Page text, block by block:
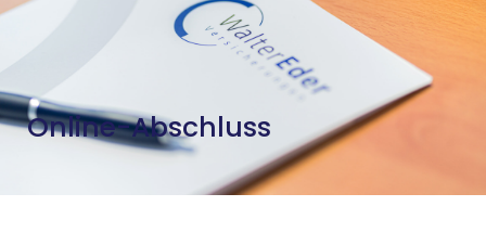
Online-Abschluss